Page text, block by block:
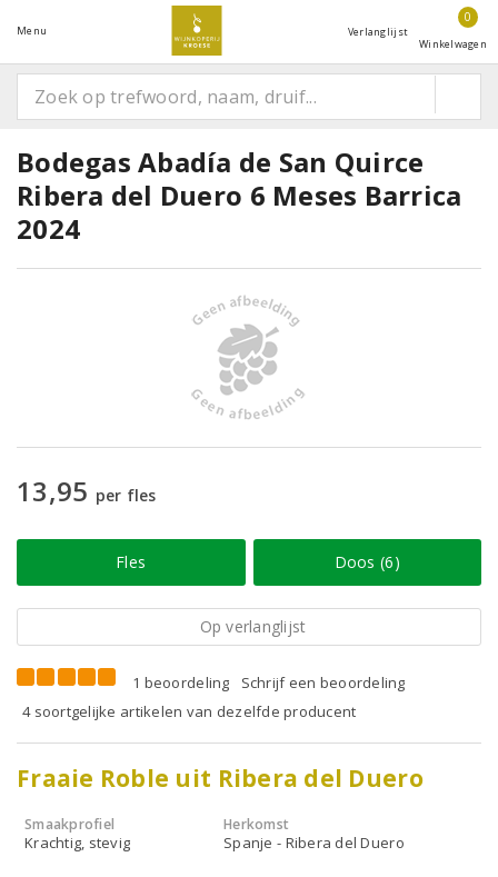
Menu Verlanglijst
0
Winkelwagen
Bodegas Abadía de San Quirce
Ribera del Duero 6 Meses Barrica
2024
13,95 per fles
Fles Doos (6)
Op verlanglijst
1 beoordeling
Schrijf een beoordeling
4 soortgelijke artikelen van dezelfde producent
Fraaie Roble uit Ribera del Duero
Smaakprofiel
Krachtig, stevig
Herkomst
Spanje - Ribera del Duero